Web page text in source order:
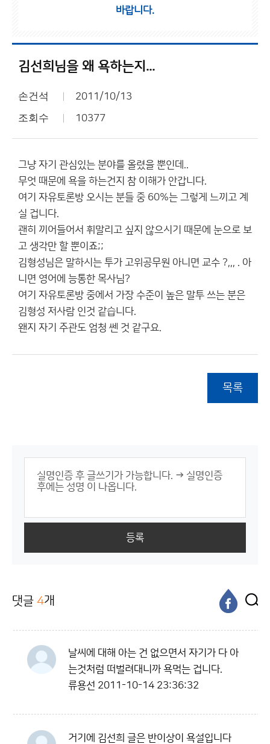
바랍니다.
김선희님을 왜 욕하는지...
손건석 2011/10/13
조회수 10377
그냥 자기 관심있는 분야를 올렸을 뿐인데..
무엇 때문에 욕을 하는건지 참 이해가 안갑니다.
여기 자유토론방 오시는 분들 중 60%는 그렇게 느끼고 계
실 겁니다.
괜히 끼어들어서 휘말리고 싶지 않으시기 때문에 눈으로 보
고 생각만 할 뿐이죠;;
김형성님은 말하시는 투가 고위공무원 아니면 교수 ?,,, . 아
니면 영어에 능통한 목사님?
여기 자유토론방 중에서 가장 수준이 높은 말투 쓰는 분은
김형성 저사람 인것 같습니다.
왠지 자기 주관도 엄청 쎈 것 같구요.
목록
등록
댓글 4개
날씨에 대해 아는 건 없으면서 자기가 다 아
는것처럼 떠벌려대니까 욕먹는 겁니다.
류용선 2011-10-14 23:36:32
거기에 김선희 글은 반이상이 욕설입니다